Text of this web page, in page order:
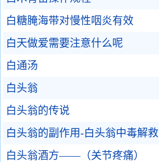
白糖腌海带对慢性咽炎有效
白天做爱需要注意什么呢
白通汤
白头翁
白头翁的传说
白头翁的副作用-白头翁中毒解救
白头翁酒方——（关节疼痛）